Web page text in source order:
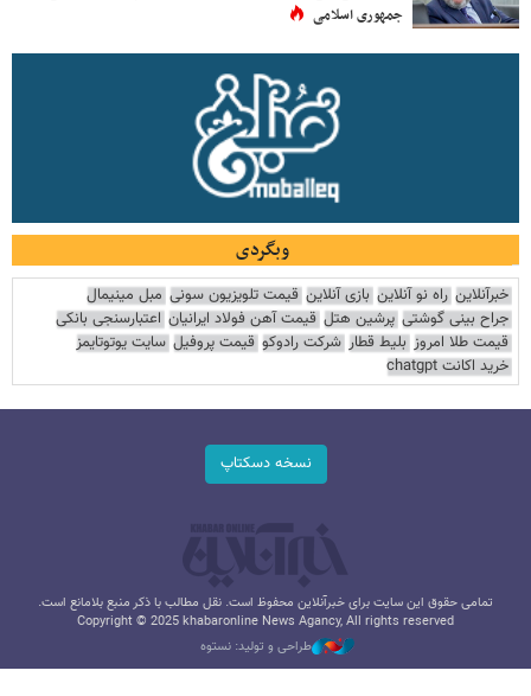
جمهوری اسلامی
وبگردی
خبرآنلاین راه نو آنلاین بازی آنلاین قیمت تلویزیون سونی مبل مینیمال
جراح بینی گوشتی پرشین هتل قیمت آهن فولاد ایرانیان اعتبارسنجی بانکی
قیمت طلا امروز بلیط قطار شرکت رادوکو قیمت پروفیل سایت یوتوتایمز
خرید اکانت chatgpt
نسخه دسکتاپ
تمامی حقوق این سایت برای خبرآنلاین محفوظ است. نقل مطالب با ذکر منبع بلامانع است.
Copyright © 2025 khabaronline News Agancy, All rights reserved
طراحی و تولید: نستوه